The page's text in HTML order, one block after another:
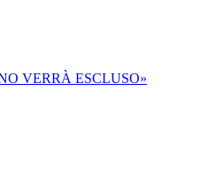
VERRÀ ESCLUSO»